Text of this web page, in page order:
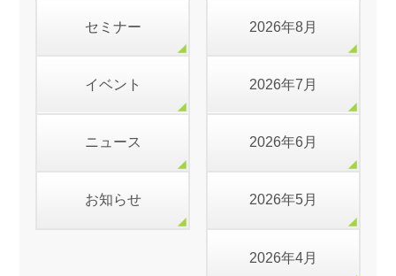
セミナー
イベント
ニュース
お知らせ
2026年8月
2026年7月
2026年6月
2026年5月
2026年4月